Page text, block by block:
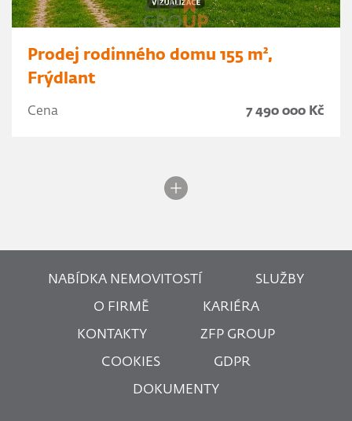
Prodej rodinného domu 155 m²,
Frýdlant
Cena 7 490 000 Kč
NABÍDKA NEMOVITOSTÍ SLUŽBY
O FIRMĚ KARIÉRA
KONTAKTY ZFP GROUP
COOKIES GDPR
DOKUMENTY